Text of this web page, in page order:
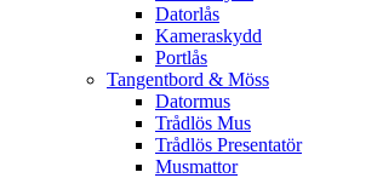
Datorlås
Kameraskydd
Portlås
Tangentbord & Möss
Datormus
Trådlös Mus
Trådlös Presentatör
Musmattor